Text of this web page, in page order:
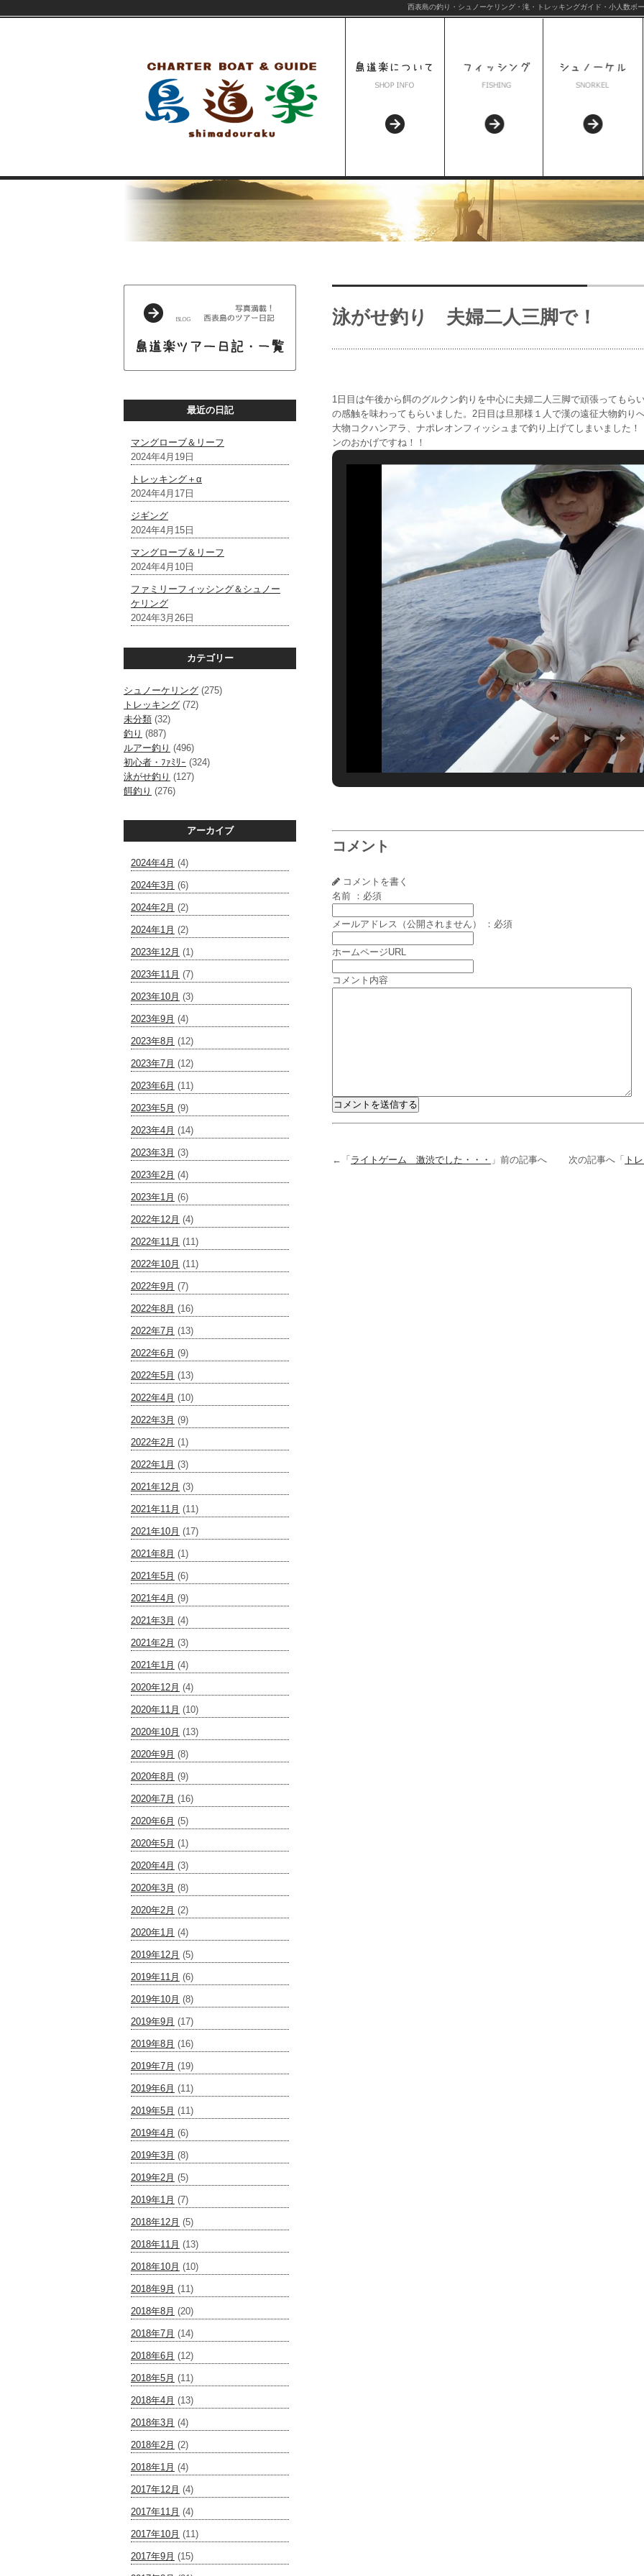
西表島の釣り・シュノーケリング・滝・トレッキングガイド・小人数ボ
最近の日記
マングローブ＆リーフ
2024年4月19日
トレッキング＋α
2024年4月17日
ジギング
2024年4月15日
マングローブ＆リーフ
2024年4月10日
ファミリーフィッシング＆シュノー
ケリング
2024年3月26日
カテゴリー
シュノーケリング (275)
トレッキング (72)
未分類 (32)
釣り (887)
ルアー釣り (496)
初心者・ﾌｧﾐﾘｰ (324)
泳がせ釣り (127)
餌釣り (276)
アーカイブ
2024年4月 (4)
2024年3月 (6)
2024年2月 (2)
2024年1月 (2)
2023年12月 (1)
2023年11月 (7)
2023年10月 (3)
2023年9月 (4)
2023年8月 (12)
2023年7月 (12)
2023年6月 (11)
2023年5月 (9)
2023年4月 (14)
2023年3月 (3)
2023年2月 (4)
2023年1月 (6)
2022年12月 (4)
2022年11月 (11)
2022年10月 (11)
2022年9月 (7)
2022年8月 (16)
2022年7月 (13)
2022年6月 (9)
2022年5月 (13)
2022年4月 (10)
2022年3月 (9)
2022年2月 (1)
2022年1月 (3)
2021年12月 (3)
2021年11月 (11)
2021年10月 (17)
2021年8月 (1)
2021年5月 (6)
2021年4月 (9)
2021年3月 (4)
2021年2月 (3)
2021年1月 (4)
2020年12月 (4)
2020年11月 (10)
2020年10月 (13)
2020年9月 (8)
2020年8月 (9)
2020年7月 (16)
2020年6月 (5)
2020年5月 (1)
2020年4月 (3)
2020年3月 (8)
2020年2月 (2)
2020年1月 (4)
2019年12月 (5)
2019年11月 (6)
2019年10月 (8)
2019年9月 (17)
2019年8月 (16)
2019年7月 (19)
2019年6月 (11)
2019年5月 (11)
2019年4月 (6)
2019年3月 (8)
2019年2月 (5)
2019年1月 (7)
2018年12月 (5)
2018年11月 (13)
2018年10月 (10)
2018年9月 (11)
2018年8月 (20)
2018年7月 (14)
2018年6月 (12)
2018年5月 (11)
2018年4月 (13)
2018年3月 (4)
2018年2月 (2)
2018年1月 (4)
2017年12月 (4)
2017年11月 (4)
2017年10月 (11)
2017年9月 (15)
泳がせ釣り 夫婦二人三脚で！
1日目は午後から餌のグルクン釣りを中心に夫婦二人三脚で頑張ってもら
の感触を味わってもらいました。2日目は旦那様１人で漢の遠征大物釣り
大物コクハンアラ、ナポレオンフィッシュまで釣り上げてしまいまし
ンのおかげですね！！
コメント
コメントを書く
名前 ：必須
メールアドレス（公開されません） ：必須
ホームページURL
コメント内容
←「 ライトゲーム 激渋でした・・・ 」前の記事へ 次の記事へ「 ト